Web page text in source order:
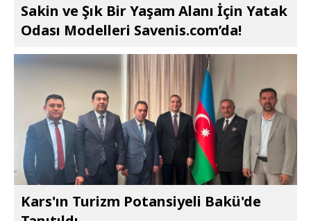
Sakin ve Şık Bir Yaşam Alanı İçin Yatak
Odası Modelleri Savenis.com’da!
Kars'ın Turizm Potansiyeli Bakü'de